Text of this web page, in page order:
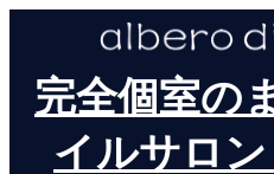
完全個室の
イルサロ